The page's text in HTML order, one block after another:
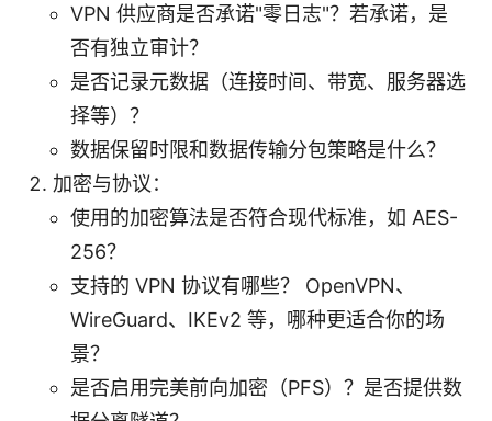
VPN 供应商是否承诺"零日志"？若承诺，是
否有独立审计？
是否记录元数据（连接时间、带宽、服务器选
择等）？
数据保留时限和数据传输分包策略是什么？
加密与协议：
使用的加密算法是否符合现代标准，如 AES-
256？
支持的 VPN 协议有哪些？ OpenVPN、
WireGuard、IKEv2 等，哪种更适合你的场
景？
是否启用完美前向加密（PFS）？是否提供数